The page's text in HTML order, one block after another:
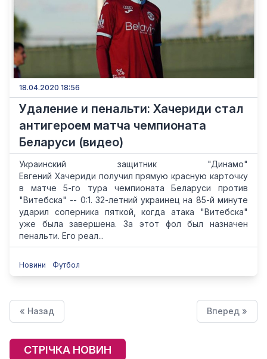
18.04.2020 18:56
Удаление и пенальти: Хачериди стал
антигероем матча чемпионата
Беларуси (видео)
Украинский защитник "Динамо"
Евгений Хачериди получил прямую красную карточку
в матче 5-го тура чемпионата Беларуси против
"Витебска" -- 0:1. 32-летний украинец на 85-й минуте
ударил соперника пяткой, когда атака "Витебска"
уже была завершена. За этот фол был назначен
пенальти. Его реал...
Новини Футбол
« Назад Вперед »
СТРІЧКА НОВИН